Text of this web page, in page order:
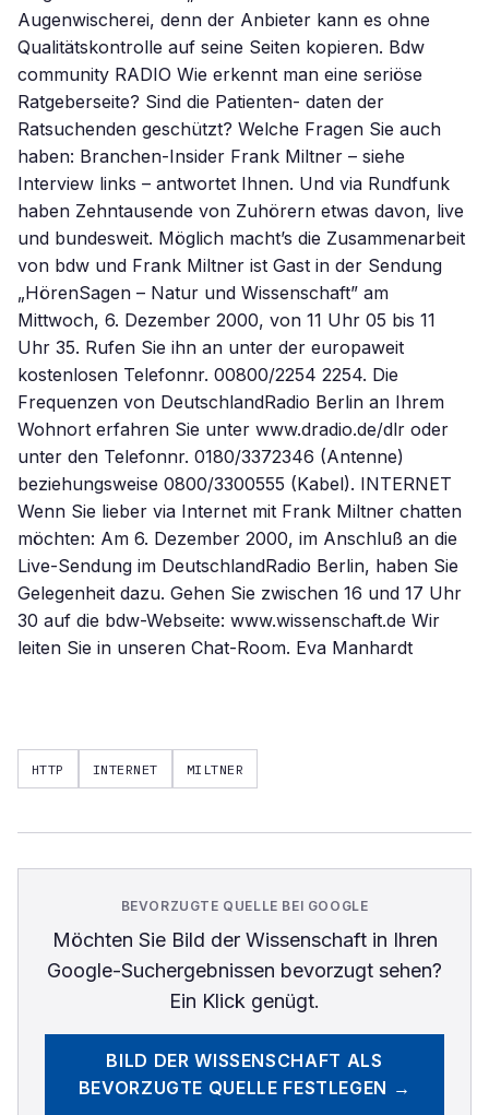
HTTP INTERNET MILTNER
BEVORZUGTE QUELLE BEI GOOGLE
Möchten Sie Bild der Wissenschaftin Ihren
Google-Suchergebnissen bevorzugt sehen?
Ein Klick genügt.
BILD DER WISSENSCHAFT ALS
BEVORZUGTE QUELLE FESTLEGEN →